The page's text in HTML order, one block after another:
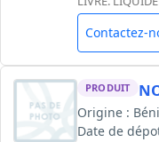
Contactez-
PRODUIT
Origine :
Date de